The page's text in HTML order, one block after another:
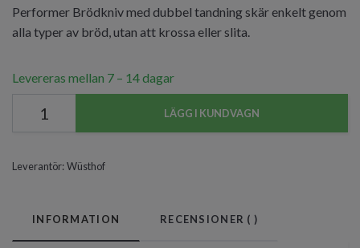
Performer Brödkniv med dubbel tandning skär enkelt genom
alla typer av bröd, utan att krossa eller slita.
Levereras mellan 7 – 14 dagar
LÄGG I KUNDVAGN
Leverantör:Wüsthof
INFORMATION RECENSIONER ( )